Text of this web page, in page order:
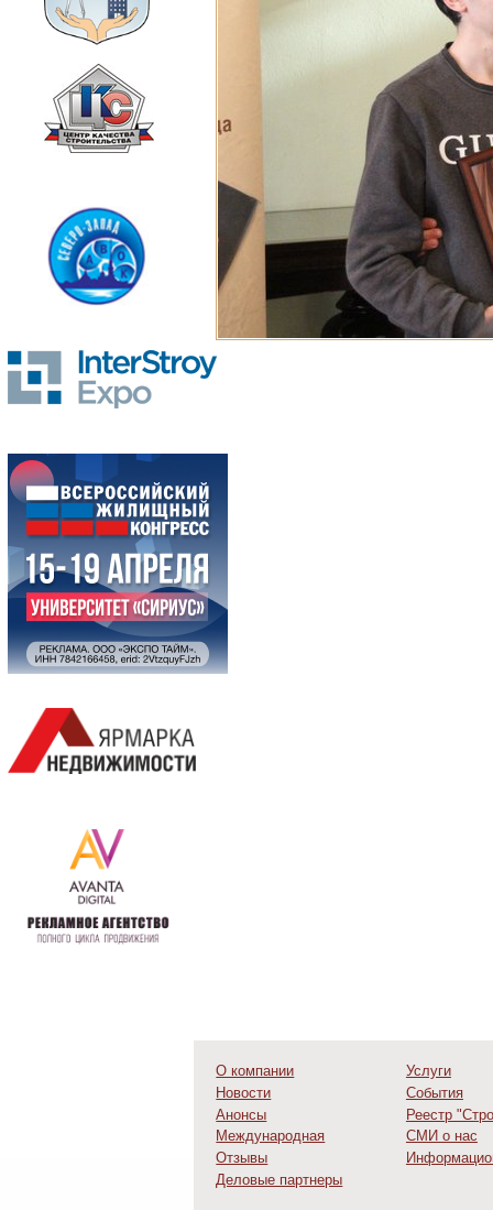
О компании
Услуги
Новости
События
Анонсы
Реестр
Международная
деятельность
СМИ о нас
Отзывы
Деловые партнеры